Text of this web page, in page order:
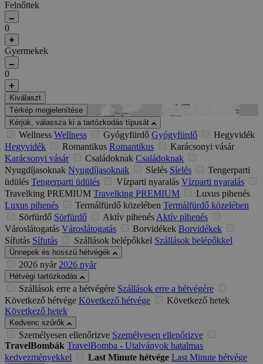
Felnőttek
0
Gyermekek
0
Kiválaszt
Térkép megjelenítése
Kérjük, válassza ki a tartózkodás típusát
Wellness Wellness Gyógyfürdő Gyógyfürdő
Hegyvidék
Hegyvidék
Romantikus Romantikus
Karácsonyi vásár
Karácsonyi vásár
Családoknak Családoknak
Nyugdíjasoknak Nyugdíjasoknak Síelés Síelés
Tengerparti
üdülés Tengerparti üdülés Vízparti nyaralás Vízparti nyaralás
Travelking PREMIUM Travelking PREMIUM
Luxus pihenés
Luxus pihenés
Termálfürdő közelében Termálfürdő közelében
Sörfürdő Sörfürdő Aktív pihenésAktív pihenés
Városlátogatás Városlátogatás Borvidékek Borvidékek
Sífutás Sífutás Szállások belépőkkel Szállások belépőkkel
Ünnepek és hosszú hétvégék
2026 nyár 2026 nyár
Hétvégi tartózkodás
Szállások erre a hétvégére Szállások erre a hétvégére
Következő hétvége Következő hétvége
Következő hetek
Következő hetek
Kedvenc szűrők
Személyesen ellenőrizve Személyesen ellenőrizve
TravelBombák TravelBomba - Utalványok hatalmas
kedvezményekkel
Last Minute hétvége Last Minute hétvége